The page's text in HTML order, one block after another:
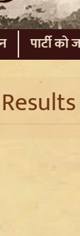
पार्टी को